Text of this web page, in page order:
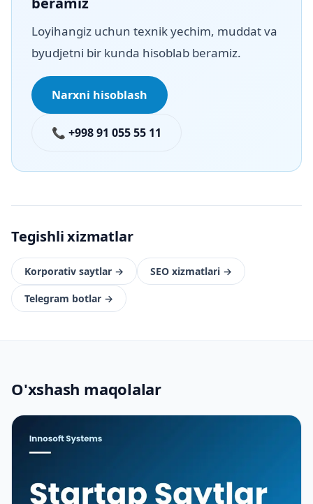
Loyihangiz uchun texnik yechim, muddat va
byudjetni bir kunda hisoblab beramiz.
Narxni hisoblash
📞 +998 91 055 55 11
Tegishli xizmatlar
Korporativ saytlar → SEO xizmatlari →
Telegram botlar →
O'xshash maqolalar